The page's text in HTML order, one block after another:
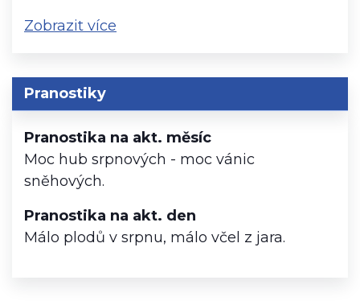
Zobrazit více
Pranostiky
Pranostika na akt. měsíc
Moc hub srpnových - moc vánic
sněhových.
Pranostika na akt. den
Málo plodů v srpnu, málo včel z jara.